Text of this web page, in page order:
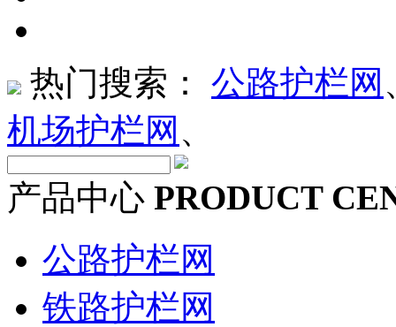
热门搜索： 公路护栏网
机场护栏网 、
产品中心 PRODUCT
公路护栏网
铁路护栏网